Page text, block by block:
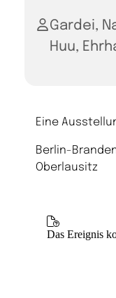
Gardei,
Huu,
Eine
Berlin-
Oberlausitz